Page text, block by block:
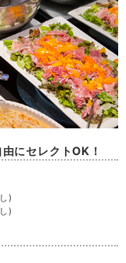
にセレクトOK！
)
)